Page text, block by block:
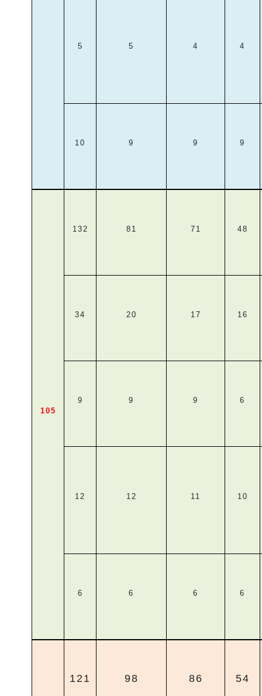
5 5 4 4
10 9 9 9
105
132 81 71 48
34 20 17 16
9 9 9 6
12 12 11 10
6 6 6 6
121 98 86 54